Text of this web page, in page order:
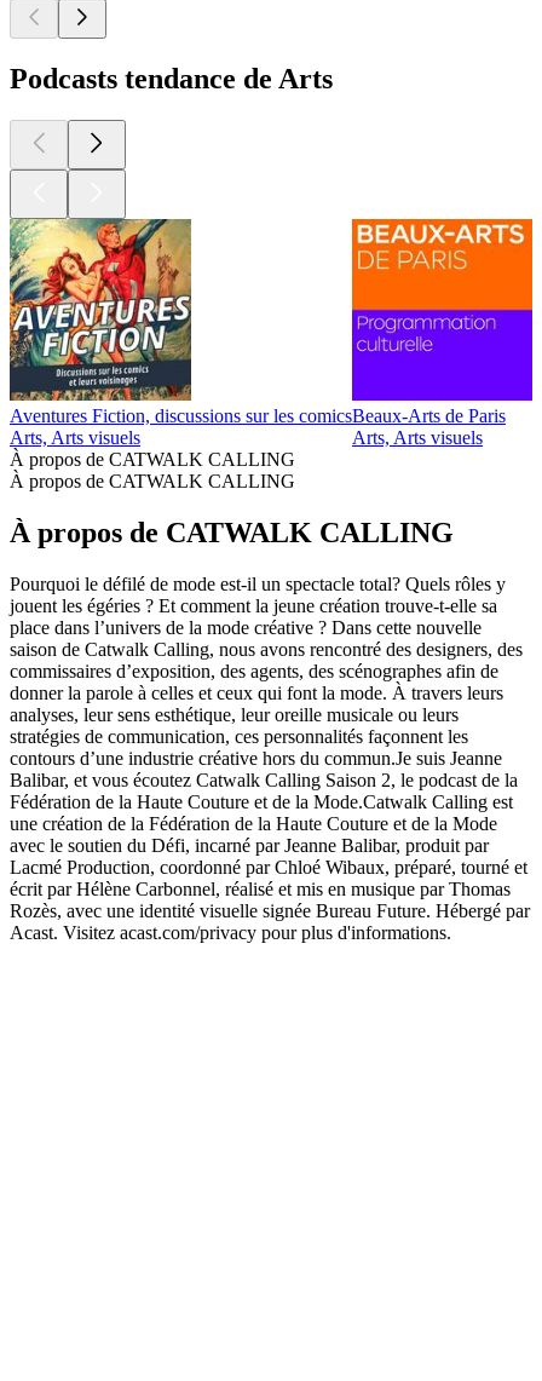
Podcasts tendance de Arts
Aventures Fiction, discussions sur les comics
Arts, Arts visuels
Beaux-Arts de Paris
Arts, Arts visuels
À propos de CATWALK CALLING
À propos de CATWALK CALLING
À propos de CATWALK CALLING
Pourquoi le défilé de mode est-il un spectacle total? Quels rôles y
jouent les égéries ? Et comment la jeune création trouve-t-elle sa
place dans l’univers de la mode créative ? Dans cette nouvelle
saison de Catwalk Calling, nous avons rencontré des designers, des
commissaires d’exposition, des agents, des scénographes afin de
donner la parole à celles et ceux qui font la mode. À travers leurs
analyses, leur sens esthétique, leur oreille musicale ou leurs
stratégies de communication, ces personnalités façonnent les
contours d’une industrie créative hors du commun.Je suis Jeanne
Balibar, et vous écoutez Catwalk Calling Saison 2, le podcast de la
Fédération de la Haute Couture et de la Mode.Catwalk Calling est
une création de la Fédération de la Haute Couture et de la Mode
avec le soutien du Défi, incarné par Jeanne Balibar, produit par
Lacmé Production, coordonné par Chloé Wibaux, préparé, tourné et
écrit par Hélène Carbonnel, réalisé et mis en musique par Thomas
Rozès, avec une identité visuelle signée Bureau Future. Hébergé par
Acast. Visitez acast.com/privacy pour plus d'informations.